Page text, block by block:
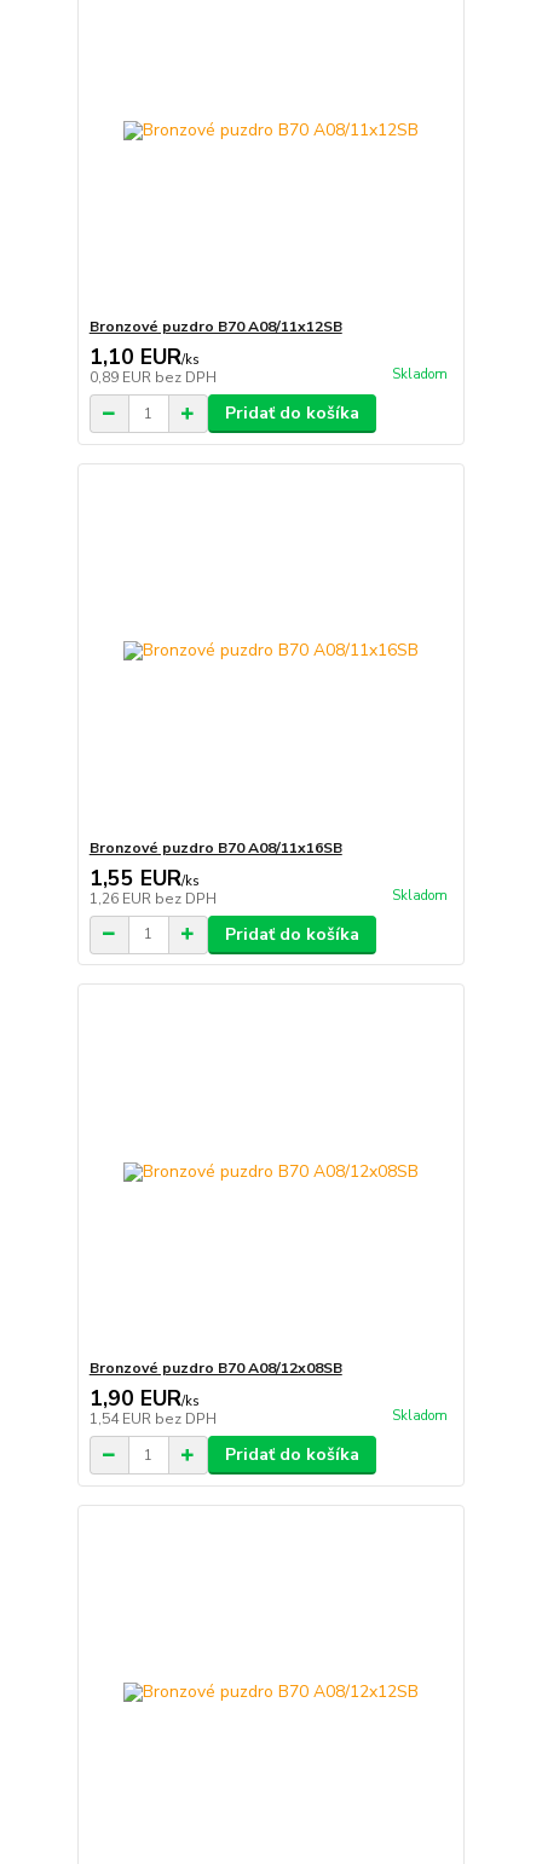
Bronzové puzdro B70 A08/11x12SB
1,10 EUR/ks
0,89 EUR bez DPH Skladom
Pridať do košíka
Bronzové puzdro B70 A08/11x16SB
1,55 EUR/ks
1,26 EUR bez DPH Skladom
Pridať do košíka
Bronzové puzdro B70 A08/12x08SB
1,90 EUR/ks
1,54 EUR bez DPH Skladom
Pridať do košíka